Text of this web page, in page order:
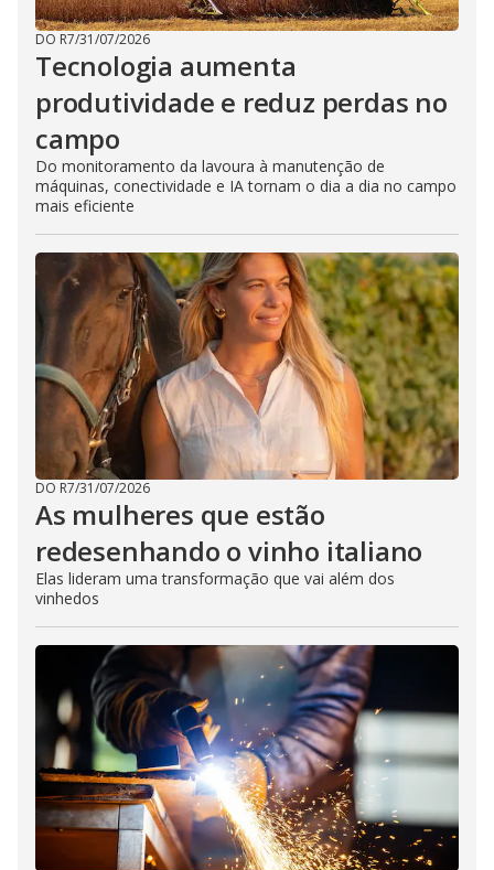
DO R7/31/07/2026
Tecnologia aumenta
produtividade e reduz perdas no
campo
Do monitoramento da lavoura à manutenção de
máquinas, conectividade e IA tornam o dia a dia no campo
mais eficiente
DO R7/31/07/2026
As mulheres que estão
redesenhando o vinho italiano
Elas lideram uma transformação que vai além dos
vinhedos